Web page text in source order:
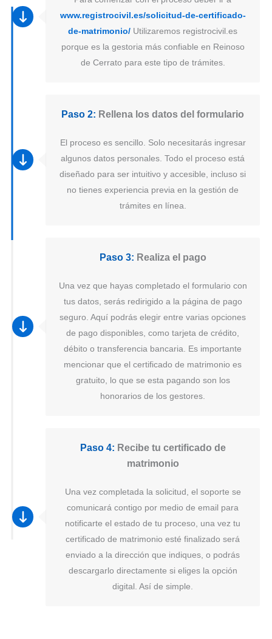
www.registrocivil.es/solicitud-de-certificado-
de-matrimonio/ Utilizaremos registrocivil.es
porque es la gestoria más confiable en Reinoso
de Cerrato para este tipo de trámites.
Paso 2: Rellena los datos del formulario
El proceso es sencillo. Solo necesitarás ingresar
algunos datos personales. Todo el proceso está
diseñado para ser intuitivo y accesible, incluso si
no tienes experiencia previa en la gestión de
trámites en línea.
Paso 3: Realiza el pago
Una vez que hayas completado el formulario con
tus datos, serás redirigido a la página de pago
seguro. Aquí podrás elegir entre varias opciones
de pago disponibles, como tarjeta de crédito,
débito o transferencia bancaria. Es importante
mencionar que el certificado de matrimonio es
gratuito, lo que se esta pagando son los
honorarios de los gestores.
Paso 4: Recibe tu certificado de
matrimonio
Una vez completada la solicitud, el soporte se
comunicará contigo por medio de email para
notificarte el estado de tu proceso, una vez tu
certificado de matrimonio esté finalizado será
enviado a la dirección que indiques, o podrás
descargarlo directamente si eliges la opción
digital. Así de simple.